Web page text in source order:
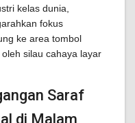
kelas dunia,
fokus
ke area tombol
silau cahaya layar
Saraf
di Malam